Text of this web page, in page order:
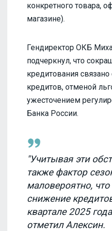
конкретного товара,
магазине).
Гендиректор ОКБ
подчеркнул, что
кредитования
кредитов, отменой
ужесточением
Банка России.
"Учитывая эти
также фактор
маловероятно,
снижение
квартале 2025
отметил Алексин.